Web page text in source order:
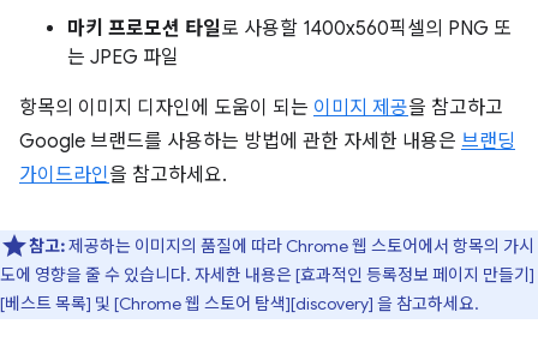
마키 프로모션 타일로 사용할 1400x560픽셀의 PNG 또
는 JPEG 파일
항목의 이미지 디자인에 도움이 되는 이미지 제공을 참고하고
Google 브랜드를 사용하는 방법에 관한 자세한 내용은 브랜딩
가이드라인을 참고하세요.
참고:제공하는 이미지의 품질에 따라 Chrome 웹 스토어에서 항목의 가시
도에 영향을 줄 수 있습니다. 자세한 내용은 [효과적인 등록정보 페이지 만들기]
[베스트 목록] 및 [Chrome 웹 스토어 탐색][discovery] 을 참고하세요.